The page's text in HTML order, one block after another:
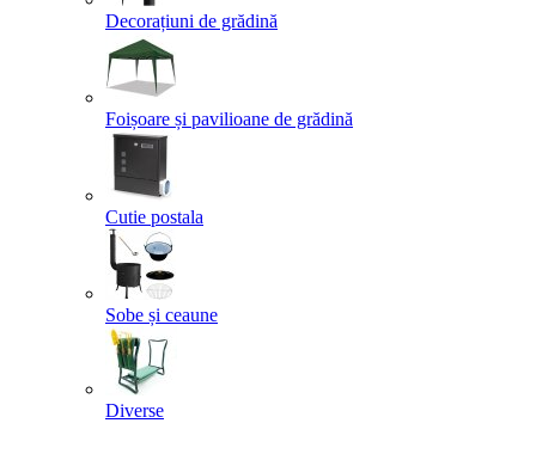
Decorațiuni de grădină
Foișoare și pavilioane de grădină
Cutie postala
Sobe și ceaune
Diverse